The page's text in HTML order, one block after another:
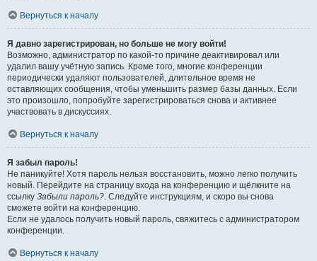
Вернуться к началу
Я давно зарегистрирован, но больше не могу войти!
Возможно, администратор по какой-то причине деактивировал или
удалил вашу учётную запись. Кроме того, многие конференции
периодически удаляют пользователей, длительное время не
оставляющих сообщения, чтобы уменьшить размер базы данных. Если
это произошло, попробуйте зарегистрироваться снова и активнее
участвовать в дискуссиях.
Вернуться к началу
Я забыл пароль!
Не паникуйте! Хотя пароль нельзя восстановить, можно легко получить
новый. Перейдите на страницу входа на конференцию и щёлкните на
ссылку Забыли пароль?. Следуйте инструкциям, и скоро вы снова
сможете войти на конференцию.
Если не удалось получить новый пароль, свяжитесь с администратором
конференции.
Вернуться к началу